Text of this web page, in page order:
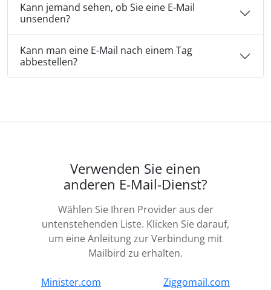
Kann jemand sehen, ob Sie eine E-Mail
unsenden?
Kann man eine E-Mail nach einem Tag
abbestellen?
Verwenden Sie einen
anderen E-Mail-Dienst?
Wählen Sie Ihren Provider aus der
untenstehenden Liste. Klicken Sie darauf,
um eine Anleitung zur Verbindung mit
Mailbird zu erhalten.
Minister.com
Ziggomail.com